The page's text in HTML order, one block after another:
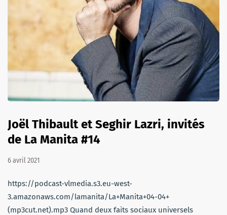
Joël Thibault et Seghir Lazri, invités
de La Manita #14
6 avril 2021
https://podcast-vlmedia.s3.eu-west-
3.amazonaws.com/lamanita/La+Manita+04-04+
(mp3cut.net).mp3 Quand deux faits sociaux universels